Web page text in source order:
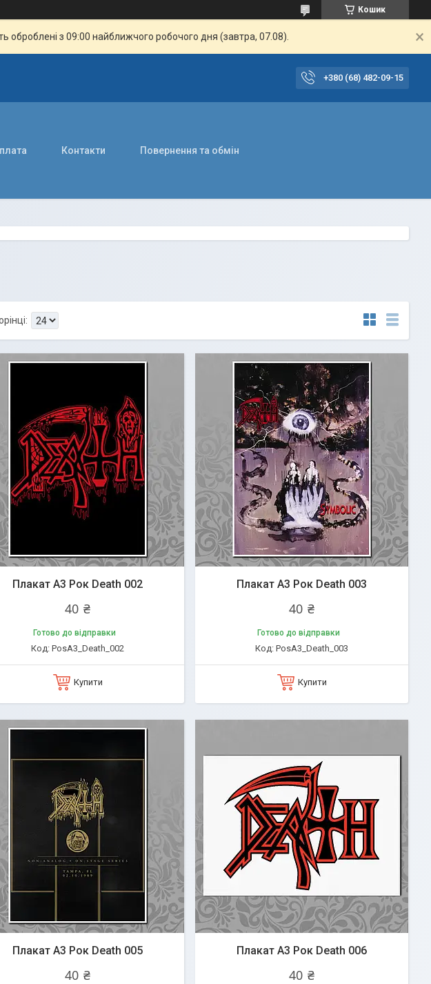
Кошик
оброблені з 09:00 найближчого робочого дня (завтра, 07.08).
+380 (68) 482-09-15
Контакти Повернення та обмін
Плакат А3 Рок Death 002
40 ₴
Готово до відправки
PosA3_Death_002
Купити
Плакат А3 Рок Death 003
40 ₴
Готово до відправки
PosA3_Death_003
Купити
Плакат А3 Рок Death 005
40 ₴
Плакат А3 Рок Death 006
40 ₴